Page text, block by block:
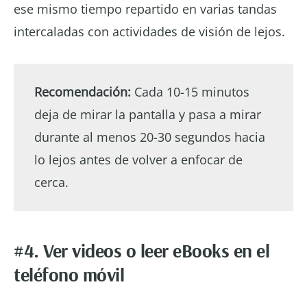
ese mismo tiempo repartido en varias tandas
intercaladas con actividades de visión de lejos.
Recomendación: Cada 10-15 minutos
deja de mirar la pantalla y pasa a mirar
durante al menos 20-30 segundos hacia
lo lejos antes de volver a enfocar de
cerca.
#4. Ver videos o leer eBooks en el
teléfono móvil